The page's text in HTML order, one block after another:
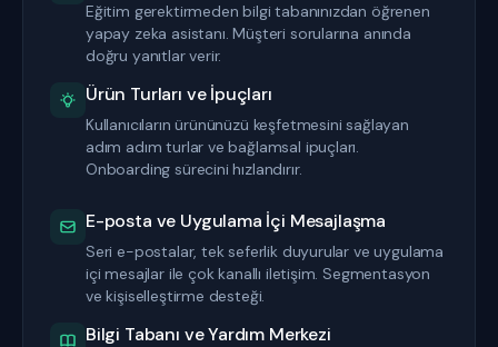
Eğitim gerektirmeden bilgi tabanınızdan öğrenen
yapay zeka asistanı. Müşteri sorularına anında
doğru yanıtlar verir.
Ürün Turları ve İpuçları
Kullanıcıların ürününüzü keşfetmesini sağlayan
adım adım turlar ve bağlamsal ipuçları.
Onboarding sürecini hızlandırır.
E-posta ve Uygulama İçi Mesajlaşma
Seri e-postalar, tek seferlik duyurular ve uygulama
içi mesajlar ile çok kanallı iletişim. Segmentasyon
ve kişiselleştirme desteği.
Bilgi Tabanı ve Yardım Merkezi